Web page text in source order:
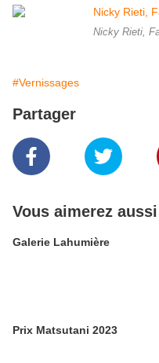
Nicky Rieti,
#Vernissages
Partager
Vous aimerez aussi
Galerie Lahumière
Prix Matsutani 2023